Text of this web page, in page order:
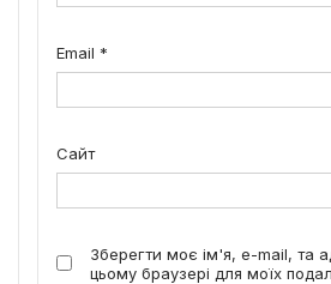
Email *
Сайт
Зберегти моє ім'я, e-mail, та
цьому браузері для моїх